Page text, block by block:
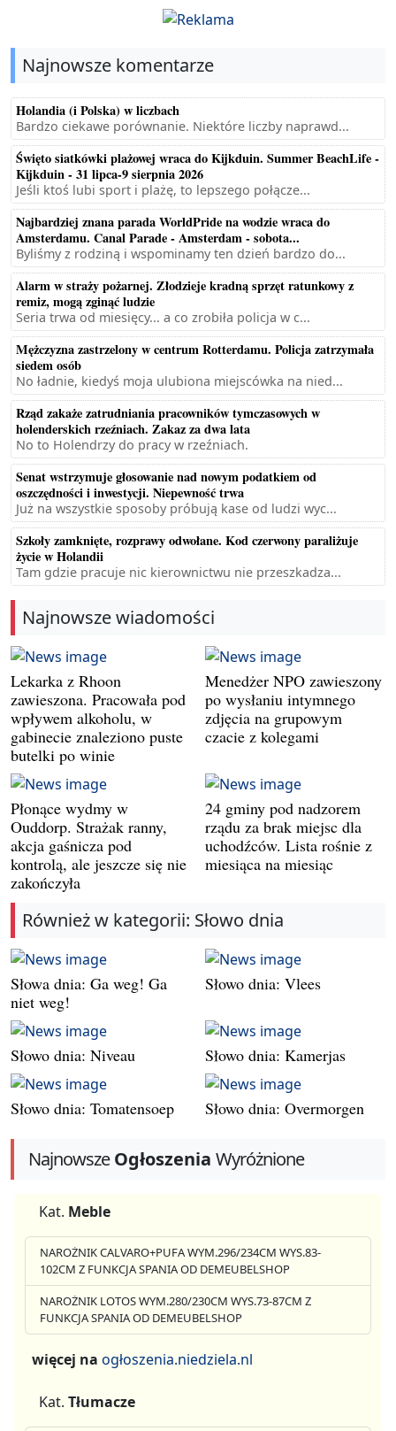
Najnowsze komentarze
Holandia (i Polska) w liczbach
Bardzo ciekawe porównanie. Niektóre liczby naprawd...
Święto siatkówki plażowej wraca do Kijkduin. Summer BeachLife -
Kijkduin - 31 lipca-9 sierpnia 2026
Jeśli ktoś lubi sport i plażę, to lepszego połącze...
Najbardziej znana parada WorldPride na wodzie wraca do
Amsterdamu. Canal Parade - Amsterdam - sobota...
Byliśmy z rodziną i wspominamy ten dzień bardzo do...
Alarm w straży pożarnej. Złodzieje kradną sprzęt ratunkowy z
remiz, mogą zginąć ludzie
Seria trwa od miesięcy... a co zrobiła policja w c...
Mężczyzna zastrzelony w centrum Rotterdamu. Policja zatrzymała
siedem osób
No ładnie, kiedyś moja ulubiona miejscówka na nied...
Rząd zakaże zatrudniania pracowników tymczasowych w
holenderskich rzeźniach. Zakaz za dwa lata
No to Holendrzy do pracy w rzeźniach.
Senat wstrzymuje głosowanie nad nowym podatkiem od
oszczędności i inwestycji. Niepewność trwa
Już na wszystkie sposoby próbują kase od ludzi wyc...
Szkoły zamknięte, rozprawy odwołane. Kod czerwony paraliżuje
życie w Holandii
Tam gdzie pracuje nic kierownictwu nie przeszkadza...
Najnowsze wiadomości
Lekarka z Rhoon
zawieszona. Pracowała pod
wpływem alkoholu, w
gabinecie znaleziono puste
butelki po winie
Menedżer NPO zawieszony
po wysłaniu intymnego
zdjęcia na grupowym
czacie z kolegami
Płonące wydmy w
Ouddorp. Strażak ranny,
akcja gaśnicza pod
kontrolą, ale jeszcze się nie
zakończyła
24 gminy pod nadzorem
rządu za brak miejsc dla
uchodźców. Lista rośnie z
miesiąca na miesiąc
Również w kategorii: Słowo dnia
Słowa dnia: Ga weg! Ga
niet weg!
Słowo dnia: Vlees
Słowo dnia: Niveau Słowo dnia: Kamerjas
Słowo dnia: Tomatensoep Słowo dnia: Overmorgen
NajnowszeOgłoszenia Wyróżnione
Kat. Meble
NAROŻNIK CALVARO+PUFA WYM.296/234CM WYS.83-
102CM Z FUNKCJA SPANIA OD DEMEUBELSHOP
NAROŻNIK LOTOS WYM.280/230CM WYS.73-87CM Z
FUNKCJA SPANIA OD DEMEUBELSHOP
więcej na ogłoszenia.niedziela.nl
Kat. Tłumacze